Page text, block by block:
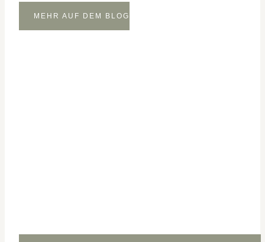
MEHR AUF DEM BLOG